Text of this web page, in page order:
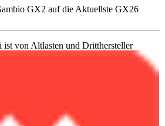
GX2 auf die Aktuellste GX26
von Altlasten und Dritthersteller
BEIDE Sprachen (DE/EN) im Backend